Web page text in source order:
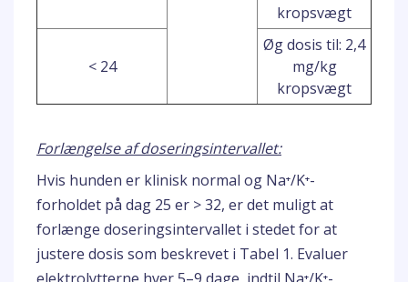
kropsvægt
< 24
Øg dosis til: 2,4
mg/kg
kropsvægt
Forlængelse af doseringsintervallet:
Hvis hunden er klinisk normal og Na⁺/K⁺-
forholdet på dag 25 er > 32, er det muligt at
forlænge doseringsintervallet i stedet for at
justere dosis som beskrevet i Tabel 1. Evaluer